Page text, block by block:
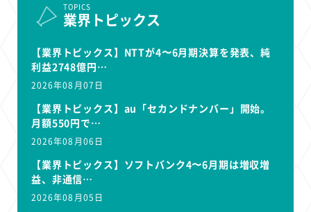
TOPICS
業界トピックス
【業界トピックス】NTTが4〜6月期決算を発表、純
利益2748億円…
2026年08月07日
【業界トピックス】au「セカンドナンバー」開始。
月額550円で…
2026年08月06日
【業界トピックス】ソフトバンク4〜6月期は増収増
益、非通信…
2026年08月05日